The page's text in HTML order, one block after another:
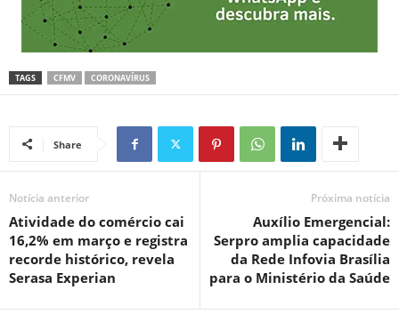
TAGS CFMV CORONAVÍRUS
Share
Notícia anterior
Atividade do comércio cai
16,2% em março e registra
recorde histórico, revela
Serasa Experian
Próxima notícia
Auxílio Emergencial:
Serpro amplia capacidade
da Rede Infovia Brasília
para o Ministério da Saúde